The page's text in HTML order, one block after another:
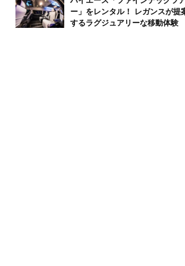
ー」をレンタル！ レガンスが提
するラグジュアリーな移動体験